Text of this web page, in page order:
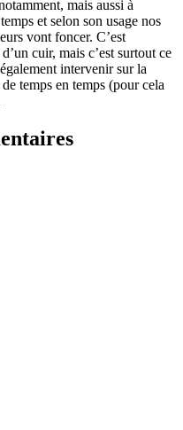
mais aussi à
et selon son usage nos
vont foncer. C’est
cuir, mais c’est surtout ce
intervenir sur la
temps en temps (pour cela